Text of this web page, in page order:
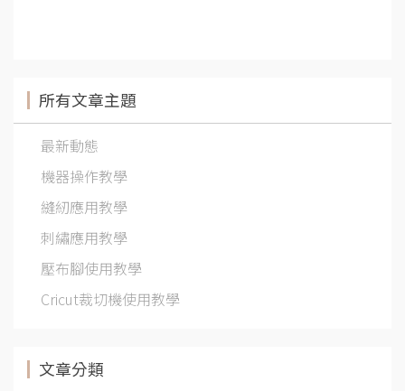
所有文章主題
最新動態
機器操作教學
縫紉應用教學
刺繡應用教學
壓布腳使用教學
Cricut裁切機使用教學
文章分類